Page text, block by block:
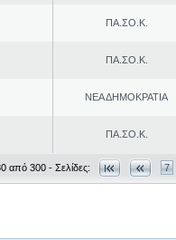
ΠΑ.ΣΟ.Κ.
ΠΑ.ΣΟ.Κ.
ΝΕΑ ΔΗΜΟΚΡΑΤΙΑ
ΠΑ.ΣΟ.Κ.
από 300 - Σελίδες: 7